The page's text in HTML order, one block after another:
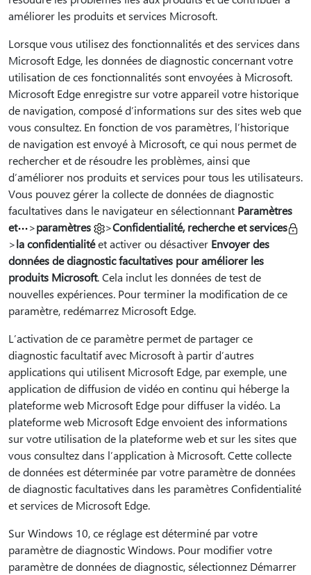
améliorer les produits et services Microsoft.
Lorsque vous utilisez des fonctionnalités et des services dans
Microsoft Edge, les données de diagnostic concernant votre
utilisation de ces fonctionnalités sont envoyées à Microsoft.
Microsoft Edge enregistre sur votre appareil votre historique
de navigation, composé d’informations sur des sites web que
vous consultez. En fonction de vos paramètres, l’historique
de navigation est envoyé à Microsoft, ce qui nous permet de
rechercher et de résoudre les problèmes, ainsi que
d’améliorer nos produits et services pour tous les utilisateurs.
Vous pouvez gérer la collecte de données de diagnostic
facultatives dans le navigateur en sélectionnant Paramètres
et
>paramètres >Confidentialité, recherche et services
>la confidentialitéet activer ou désactiver Envoyer des
données de diagnostic facultatives pour améliorer les
produits Microsoft. Cela inclut les données de test de
nouvelles expériences. Pour terminer la modification de ce
paramètre, redémarrez Microsoft Edge.
L’activation de ce paramètre permet de partager ce
diagnostic facultatif avec Microsoft à partir d’autres
applications qui utilisent Microsoft Edge, par exemple, une
application de diffusion de vidéo en continu qui héberge la
plateforme web Microsoft Edge pour diffuser la vidéo. La
plateforme web Microsoft Edge envoient des informations
sur votre utilisation de la plateforme web et sur les sites que
vous consultez dans l’application à Microsoft. Cette collecte
de données est déterminée par votre paramètre de données
de diagnostic facultatives dans les paramètres Confidentialité
et services de Microsoft Edge.
Sur Windows 10, ce réglage est déterminé par votre
paramètre de diagnostic Windows. Pour modifier votre
paramètre de données de diagnostic, sélectionnez Démarrer